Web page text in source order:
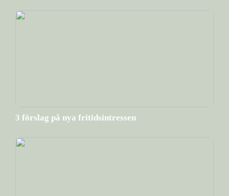
3 förslag på nya fritidsintressen